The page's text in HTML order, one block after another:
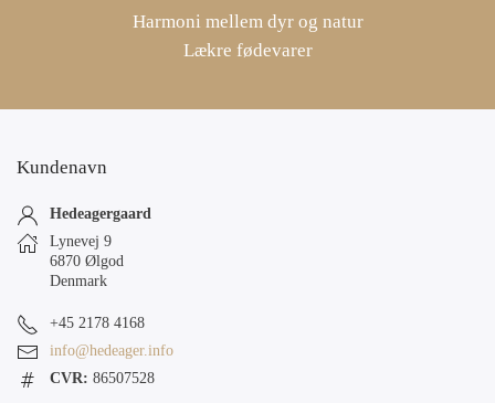
Harmoni mellem dyr og natur
Lækre fødevarer
Kundenavn
Hedeagergaard
Lynevej 9
6870 Ølgod
Denmark
+45 2178 4168
info@hedeager.info
CVR: 86507528